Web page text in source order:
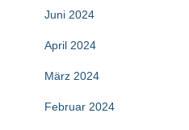
Juni 2024
April 2024
März 2024
Februar 2024